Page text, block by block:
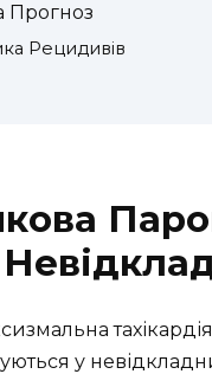
Прогноз
Рецидивів
у